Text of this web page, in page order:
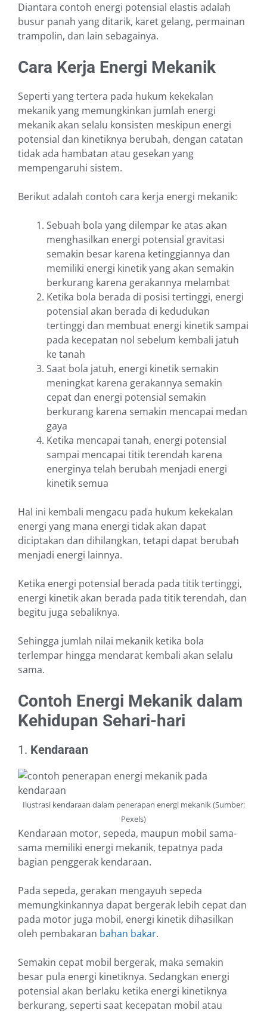
Diantara contoh energi potensial elastis adalah
busur panah yang ditarik, karet gelang, permainan
trampolin, dan lain sebagainya.
Cara Kerja Energi Mekanik
Seperti yang tertera pada hukum kekekalan
mekanik yang memungkinkan jumlah energi
mekanik akan selalu konsisten meskipun energi
potensial dan kinetiknya berubah, dengan catatan
tidak ada hambatan atau gesekan yang
mempengaruhi sistem.
Berikut adalah contoh cara kerja energi mekanik:
Sebuah bola yang dilempar ke atas akan
menghasilkan energi potensial gravitasi
semakin besar karena ketinggiannya dan
memiliki energi kinetik yang akan semakin
berkurang karena gerakannya melambat
Ketika bola berada di posisi tertinggi, energi
potensial akan berada di kedudukan
tertinggi dan membuat energi kinetik sampai
pada kecepatan nol sebelum kembali jatuh
ke tanah
Saat bola jatuh, energi kinetik semakin
meningkat karena gerakannya semakin
cepat dan energi potensial semakin
berkurang karena semakin mencapai medan
gaya
Ketika mencapai tanah, energi potensial
sampai mencapai titik terendah karena
energinya telah berubah menjadi energi
kinetik semua
Hal ini kembali mengacu pada hukum kekekalan
energi yang mana energi tidak akan dapat
diciptakan dan dihilangkan, tetapi dapat berubah
menjadi energi lainnya.
Ketika energi potensial berada pada titik tertinggi,
energi kinetik akan berada pada titik terendah, dan
begitu juga sebaliknya.
Sehingga jumlah nilai mekanik ketika bola
terlempar hingga mendarat kembali akan selalu
sama.
Contoh Energi Mekanik dalam
Kehidupan Sehari-hari
1. Kendaraan
Ilustrasi kendaraan dalam penerapan energi mekanik (Sumber:
Pexels)
Kendaraan motor, sepeda, maupun mobil sama-
sama memiliki energi mekanik, tepatnya pada
bagian penggerak kendaraan.
Pada sepeda, gerakan mengayuh sepeda
memungkinkannya dapat bergerak lebih cepat dan
pada motor juga mobil, energi kinetik dihasilkan
oleh pembakaran bahan bakar.
Semakin cepat mobil bergerak, maka semakin
besar pula energi kinetiknya. Sedangkan energi
potensial akan berlaku ketika energi kinetiknya
berkurang, seperti saat kecepatan mobil atau